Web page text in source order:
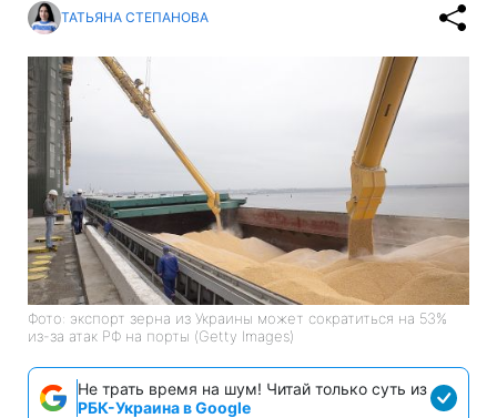
ТАТЬЯНА СТЕПАНОВА
Фото: экспорт зерна из Украины может сократиться на 53%
из-за атак РФ на порты (Getty Images)
Не трать время на шум! Читай только суть из
РБК-Украина в Google